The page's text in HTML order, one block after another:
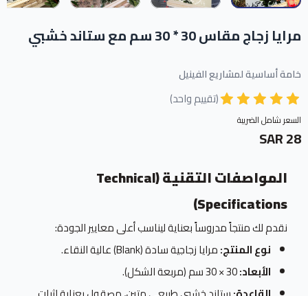
مرايا زجاج مقاس 30 * 30 سم مع ستاند خشبي
خامة أساسية لمشاريع الفينيل
(تقييم واحد)
السعر شامل الضريبة
28 SAR
المواصفات التقنية (Technical
Specifications)
نقدم لك منتجاً مدروساً بعناية ليناسب أعلى معايير الجودة:
نوع المنتج:مرايا زجاجية سادة (Blank) عالية النقاء.
الأبعاد: